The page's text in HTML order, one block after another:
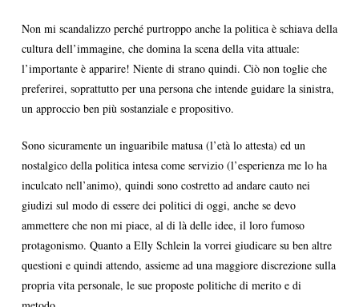
Non mi scandalizzo perché purtroppo anche la politica è schiava della
cultura dell’immagine, che domina la scena della vita attuale:
l’importante è apparire! Niente di strano quindi. Ciò non toglie che
preferirei, soprattutto per una persona che intende guidare la sinistra,
un approccio ben più sostanziale e propositivo.
Sono sicuramente un inguaribile matusa (l’età lo attesta) ed un
nostalgico della politica intesa come servizio (l’esperienza me lo ha
inculcato nell’animo), quindi sono costretto ad andare cauto nei
giudizi sul modo di essere dei politici di oggi, anche se devo
ammettere che non mi piace, al di là delle idee, il loro fumoso
protagonismo. Quanto a Elly Schlein la vorrei giudicare su ben altre
questioni e quindi attendo, assieme ad una maggiore discrezione sulla
propria vita personale, le sue proposte politiche di merito e di